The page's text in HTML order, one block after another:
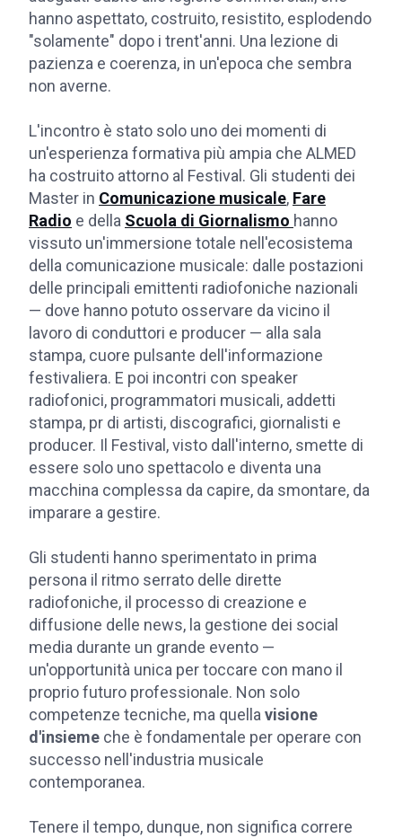
hanno aspettato, costruito, resistito, esplodendo
"solamente" dopo i trent'anni. Una lezione di
pazienza e coerenza, in un'epoca che sembra
non averne.
L'incontro è stato solo uno dei momenti di
un'esperienza formativa più ampia che ALMED
ha costruito attorno al Festival. Gli studenti dei
Master in Comunicazione musicale, Fare
Radio e della Scuola di Giornalismo hanno
vissuto un'immersione totale nell'ecosistema
della comunicazione musicale: dalle postazioni
delle principali emittenti radiofoniche nazionali
— dove hanno potuto osservare da vicino il
lavoro di conduttori e producer — alla sala
stampa, cuore pulsante dell'informazione
festivaliera. E poi incontri con speaker
radiofonici, programmatori musicali, addetti
stampa, pr di artisti, discografici, giornalisti e
producer. Il Festival, visto dall'interno, smette di
essere solo uno spettacolo e diventa una
macchina complessa da capire, da smontare, da
imparare a gestire.
Gli studenti hanno sperimentato in prima
persona il ritmo serrato delle dirette
radiofoniche, il processo di creazione e
diffusione delle news, la gestione dei social
media durante un grande evento —
un'opportunità unica per toccare con mano il
proprio futuro professionale. Non solo
competenze tecniche, ma quella visione
d'insieme che è fondamentale per operare con
successo nell'industria musicale
contemporanea.
Tenere il tempo, dunque, non significa correre